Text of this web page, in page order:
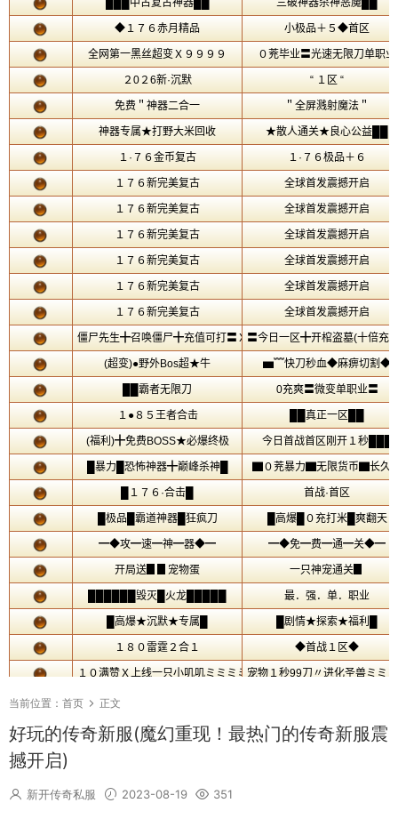
当前位置： 首页 正文
好玩的传奇新服(魔幻重现！最热门的传奇新服震
撼开启)
新开传奇私服 2023-08-19 351